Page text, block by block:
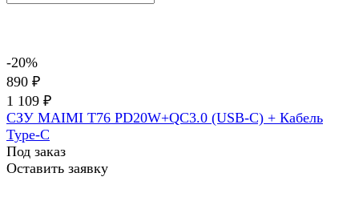
-20%
890 ₽
1 109 ₽
СЗУ MAIMI T76 PD20W+QC3.0 (USB-C) + Кабель
Type-C
Под заказ
Оставить заявку